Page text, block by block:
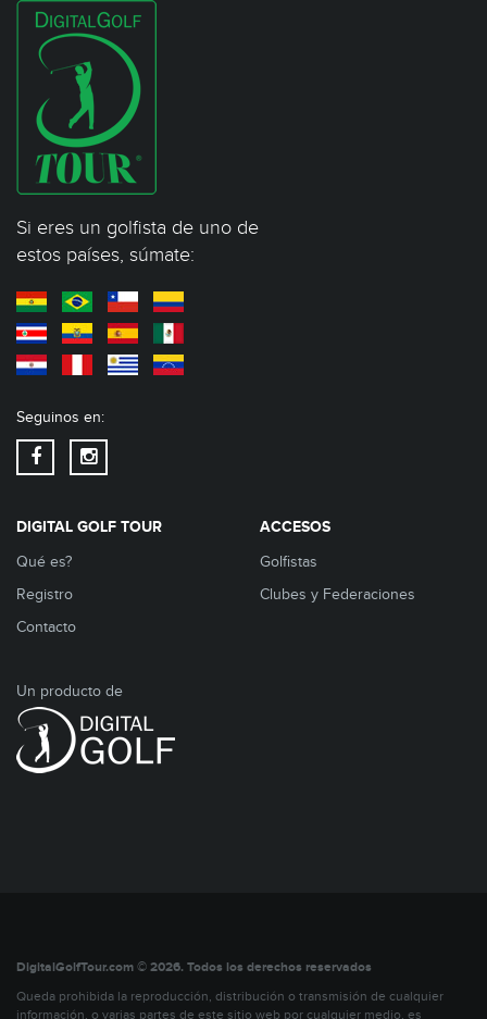
Si eres un golfista de uno de
estos países, súmate:
Seguinos en:
DIGITAL GOLF TOUR
Qué es?
Registro
Contacto
ACCESOS
Golfistas
Clubes y Federaciones
Un producto de
DigitalGolfTour.com © 2026. Todos los derechos reservados
Queda prohibida la reproducción, distribución o transmisión de cualquier
información, o varias partes de este sitio web por cualquier medio, es